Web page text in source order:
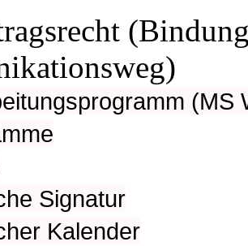
(MS
Signatur
Kalender